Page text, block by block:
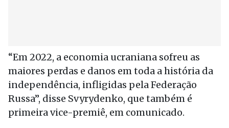
“Em 2022, a economia ucraniana sofreu as
maiores perdas e danos em toda a história da
independência, infligidas pela Federação
Russa”, disse Svyrydenko, que também é
primeira vice-premiê, em comunicado.